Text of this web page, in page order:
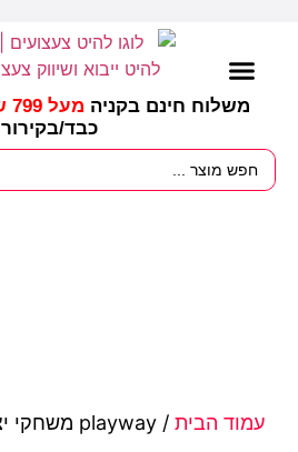
משלוח חינם בקניה מעל 799 ש"ח
כבד/בקירור
עמוד הבית / playway משחקי יצירה מעץ